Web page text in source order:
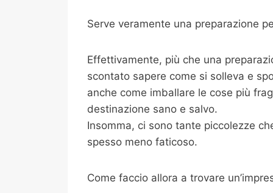
Serve veramente una preparazione
Effettivamente, più che una
scontato sapere come si solleva e
anche come imballare le cose più
destinazione sano e salvo.
Insomma, ci sono tante piccolezze
spesso meno faticoso.
Come faccio allora a trovare